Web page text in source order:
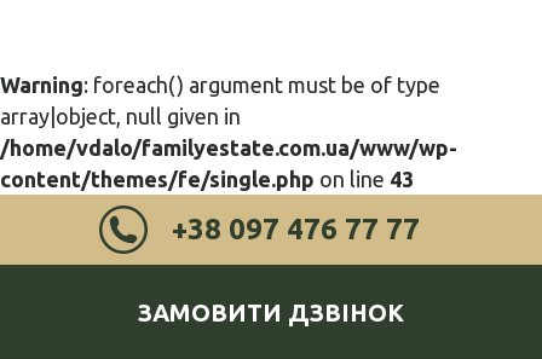
Warning: foreach() argument must be of type
array|object, null given in
/home/vdalo/familyestate.com.ua/www/wp-
content/themes/fe/single.php on line 43
+38 097 476 77 77
ЗАМОВИТИ ДЗВІНОК